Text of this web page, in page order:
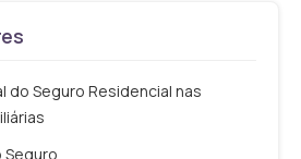
do Seguro Residencial nas
Seguro